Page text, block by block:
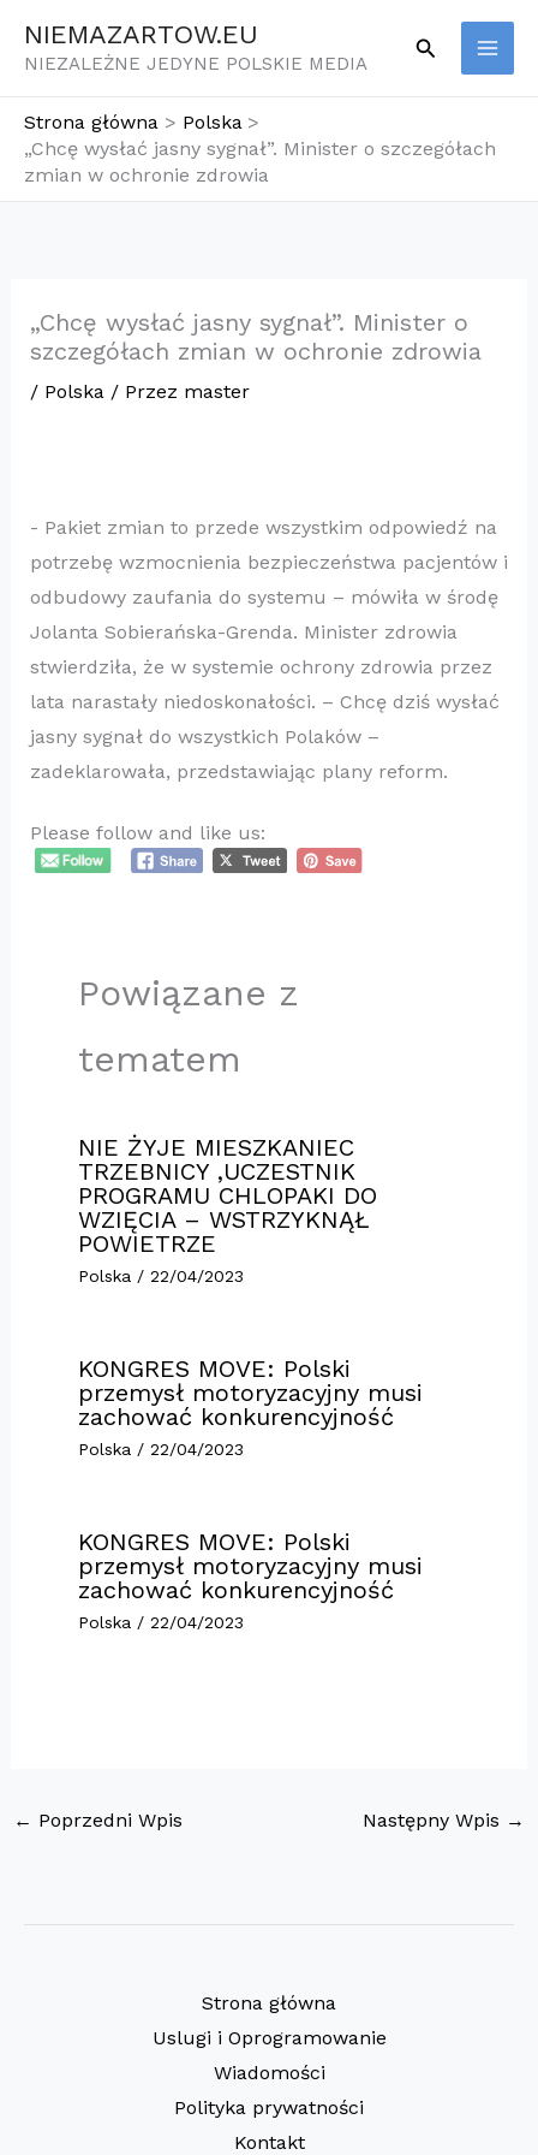
NIEMAZARTOW.EU
NIEZALEŻNE JEDYNE POLSKIE MEDIA
Szukaj
Strona główna
Polska
„Chcę wysłać jasny sygnał”. Minister o szczegółach
zmian w ochronie zdrowia
„Chcę wysłać jasny sygnał”. Minister o
szczegółach zmian w ochronie zdrowia
/ Polska/ Przez master
​- Pakiet zmian to przede wszystkim odpowiedź na
potrzebę wzmocnienia bezpieczeństwa pacjentów i
odbudowy zaufania do systemu – mówiła w środę
Jolanta Sobierańska-Grenda. Minister zdrowia
stwierdziła, że w systemie ochrony zdrowia przez
lata narastały niedoskonałości. – Chcę dziś wysłać
jasny sygnał do wszystkich Polaków –
zadeklarowała, przedstawiając plany reform.
Please follow and like us:
Powiązane z
tematem
NIE ŻYJE MIESZKANIEC
TRZEBNICY ,UCZESTNIK
PROGRAMU CHLOPAKI DO
WZIĘCIA – WSTRZYKNĄŁ
POWIETRZE
Polska / 22/04/2023
KONGRES MOVE: Polski
przemysł motoryzacyjny musi
zachować konkurencyjność
Polska / 22/04/2023
KONGRES MOVE: Polski
przemysł motoryzacyjny musi
zachować konkurencyjność
Polska / 22/04/2023
← Poprzedni Wpis Następny Wpis →
Strona główna
Uslugi i Oprogramowanie
Wiadomości
Polityka prywatności
Kontakt